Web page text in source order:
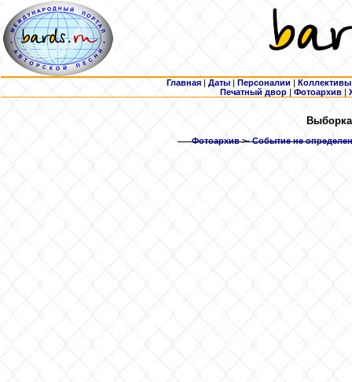
Главная | Даты | Персоналии | Коллективы
Печатный двор |Фотоархив |
Фотоархив>- Событие не